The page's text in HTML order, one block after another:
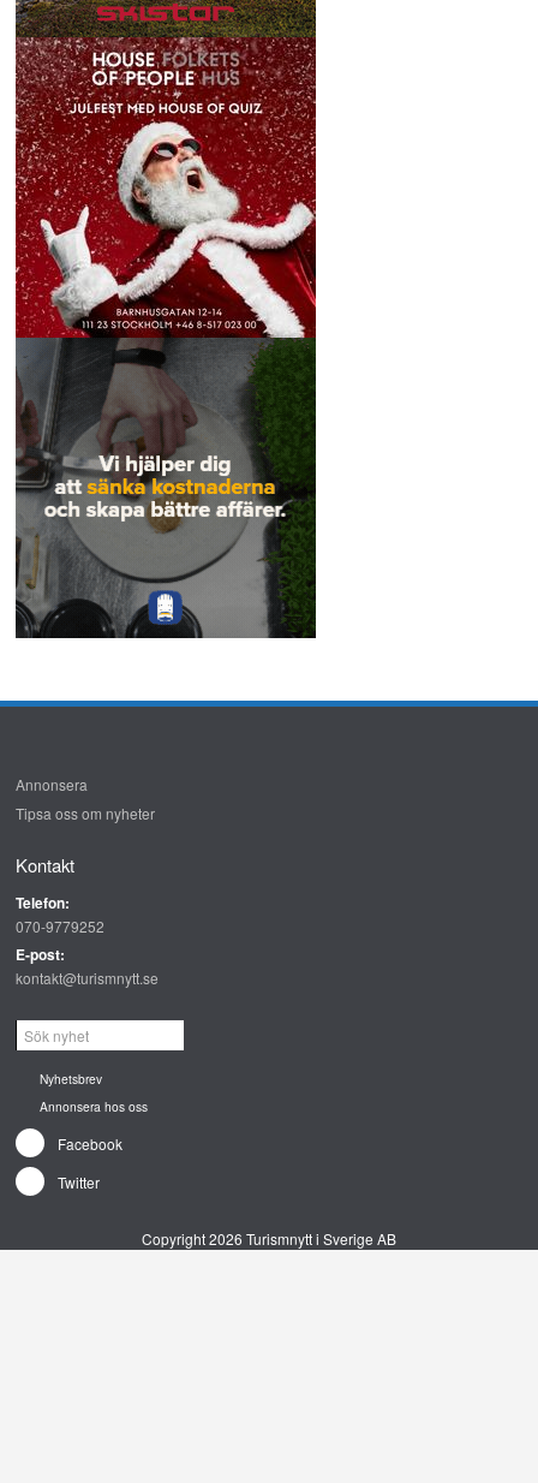
Annonsera
Tipsa oss om nyheter
Kontakt
Telefon:
070-9779252
E-post:
kontakt@turismnytt.se
Nyhetsbrev
Annonsera hos oss
Facebook
Twitter
Copyright 2026 Turismnytt i Sverige AB